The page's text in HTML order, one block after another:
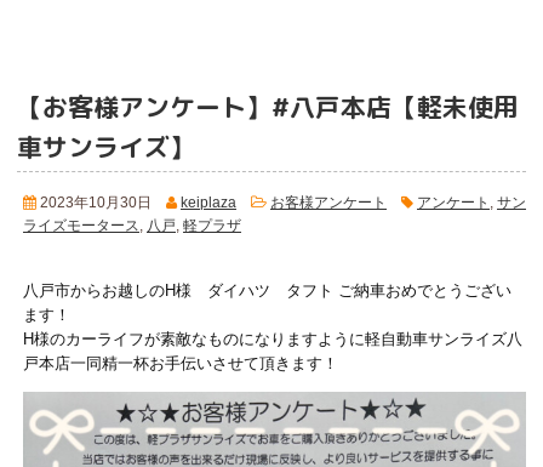
【お客様アンケート】#八戸本店【軽未使用
車サンライズ】
2023年10月30日 keiplaza お客様アンケート アンケート
サン
ライズモータース
八戸 軽プラザ
八戸市からお越しのH様 ダイハツ タフト ご納車おめでとうござい
ます！
H様のカーライフが素敵なものになりますように軽自動車サンライズ八
戸本店一同精一杯お手伝いさせて頂きます！